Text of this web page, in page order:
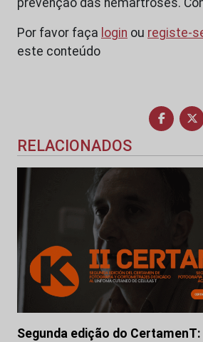
Por favor faça login ou registe-
este conteúdo
RELACIONADOS
Segunda edição do